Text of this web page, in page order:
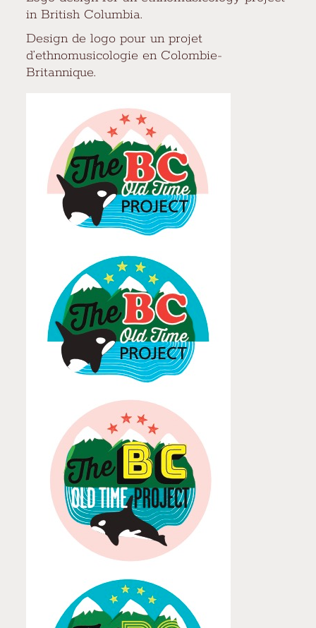
in British Columbia.
Design de logo pour un projet
d’ethnomusicologie en Colombie-
Britannique.